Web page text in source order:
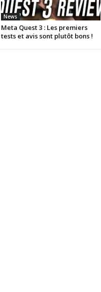
News
Meta Quest 3 : Les premiers
tests et avis sont plutôt bons !